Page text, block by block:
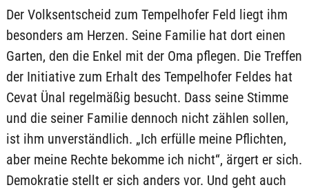
Der Volksentscheid zum Tempelhofer Feld liegt ihm
besonders am Herzen. Seine Familie hat dort einen
Garten, den die Enkel mit der Oma pflegen. Die Treffen
der Initiative zum Erhalt des Tempelhofer Feldes hat
Cevat Ünal regelmäßig besucht. Dass seine Stimme
und die seiner Familie dennoch nicht zählen sollen,
ist ihm unverständlich. „Ich erfülle meine Pflichten,
aber meine Rechte bekomme ich nicht“, ärgert er sich.
Demokratie stellt er sich anders vor. Und geht auch